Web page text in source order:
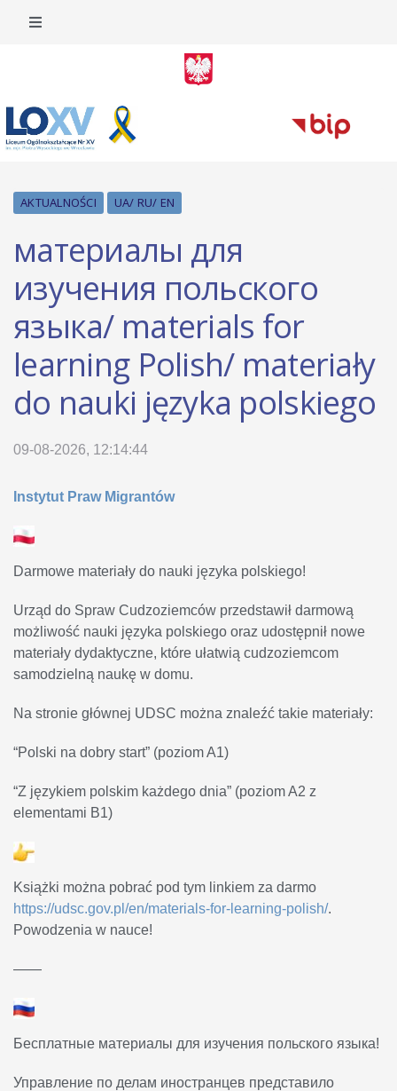
AKTUALNOŚCI UA/ RU/ EN
материалы для
изучения польского
языка/ materials for
learning Polish/ materiały
do nauki języka polskiego
09-08-2026, 12:14:44
Instytut Praw Migrantów
Darmowe materiały do nauki języka polskiego!
Urząd do Spraw Cudzoziemców przedstawił darmową
możliwość nauki języka polskiego oraz udostępnił nowe
materiały dydaktyczne, które ułatwią cudzoziemcom
samodzielną naukę w domu.
Na stronie głównej UDSC można znaleźć takie materiały:
“Polski na dobry start” (poziom A1)
“Z językiem polskim każdego dnia” (poziom A2 z
elementami B1)
Książki można pobrać pod tym linkiem za darmo
https://udsc.gov.pl/en/materials-for-learning-polish/.
Powodzenia w nauce!
——
Бесплатные материалы для изучения польского языка!
Управление по делам иностранцев представило